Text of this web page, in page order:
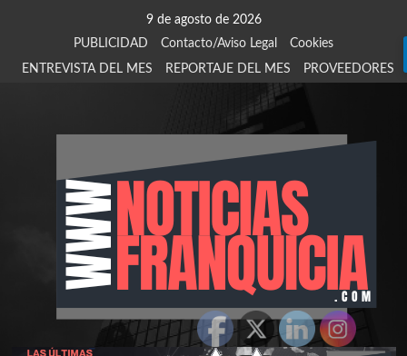
9 de agosto de 2026
PUBLICIDAD
Contacto/Aviso Legal
Cookies
ENTREVISTA DEL MES
REPORTAJE DEL MES PROVEEDORES
924 907